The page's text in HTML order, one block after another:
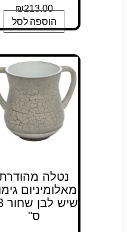
₪213.00
הוספה לסל
נטלה מהודרת
מאלומיניום גימור
שיש לבן שחור 13
ס"